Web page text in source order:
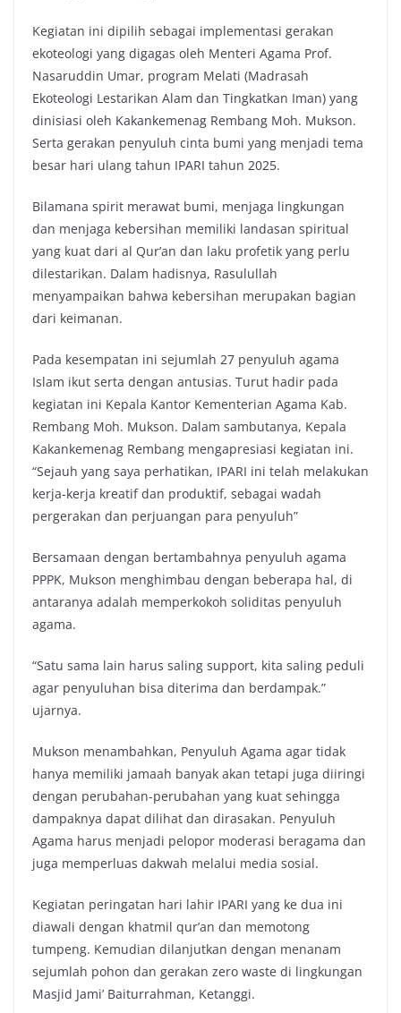
Kegiatan ini dipilih sebagai implementasi gerakan
ekoteologi yang digagas oleh Menteri Agama Prof.
Nasaruddin Umar, program Melati (Madrasah
Ekoteologi Lestarikan Alam dan Tingkatkan Iman) yang
dinisiasi oleh Kakankemenag Rembang Moh. Mukson.
Serta gerakan penyuluh cinta bumi yang menjadi tema
besar hari ulang tahun IPARI tahun 2025.
Bilamana spirit merawat bumi, menjaga lingkungan
dan menjaga kebersihan memiliki landasan spiritual
yang kuat dari al Qur’an dan laku profetik yang perlu
dilestarikan. Dalam hadisnya, Rasulullah
menyampaikan bahwa kebersihan merupakan bagian
dari keimanan.
Pada kesempatan ini sejumlah 27 penyuluh agama
Islam ikut serta dengan antusias. Turut hadir pada
kegiatan ini Kepala Kantor Kementerian Agama Kab.
Rembang Moh. Mukson. Dalam sambutanya, Kepala
Kakankemenag Rembang mengapresiasi kegiatan ini.
“Sejauh yang saya perhatikan, IPARI ini telah melakukan
kerja-kerja kreatif dan produktif, sebagai wadah
pergerakan dan perjuangan para penyuluh”
Bersamaan dengan bertambahnya penyuluh agama
PPPK, Mukson menghimbau dengan beberapa hal, di
antaranya adalah memperkokoh soliditas penyuluh
agama.
“Satu sama lain harus saling support, kita saling peduli
agar penyuluhan bisa diterima dan berdampak.”
ujarnya.
Mukson menambahkan, Penyuluh Agama agar tidak
hanya memiliki jamaah banyak akan tetapi juga diiringi
dengan perubahan-perubahan yang kuat sehingga
dampaknya dapat dilihat dan dirasakan. Penyuluh
Agama harus menjadi pelopor moderasi beragama dan
juga memperluas dakwah melalui media sosial.
Kegiatan peringatan hari lahir IPARI yang ke dua ini
diawali dengan khatmil qur’an dan memotong
tumpeng. Kemudian dilanjutkan dengan menanam
sejumlah pohon dan gerakan zero waste di lingkungan
Masjid Jami’ Baiturrahman, Ketanggi.